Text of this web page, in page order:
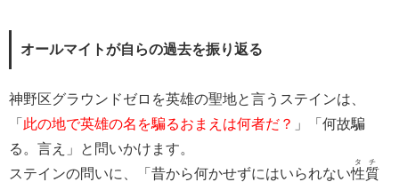
オールマイトが自らの過去を振り返る
神野区グラウンドゼロを英雄の聖地と言うステインは、
「 此の地で英雄の名を騙るおまえは何者だ？ 」「何故騙
る。言え」と問いかけます。
ステインの問いに、「昔から何かせずにはいられない性質
タチ